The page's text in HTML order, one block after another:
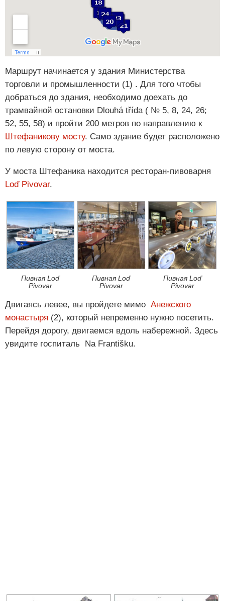
Маршрут начинается у здания Министерства
торговли и промышленности (1) . Для того чтобы
добраться до здания, необходимо доехать до
трамвайной остановки Dlouhá třída ( № 5, 8, 24, 26;
52, 55, 58) и пройти 200 метров по направлению к
Штефаникову мосту. Само здание будет расположено
по левую сторону от моста.
У моста Штефаника находится ресторан-пивоварня
Loď Pivovar.
Пивная Loď
Pivovar
Пивная Loď
Pivovar
Пивная Loď
Pivovar
Двигаясь левее, вы пройдете мимо Анежского
монастыря (2), который непременно нужно посетить.
Перейдя дорогу, двигаемся вдоль набережной. Здесь
увидите госпиталь Na Františku.